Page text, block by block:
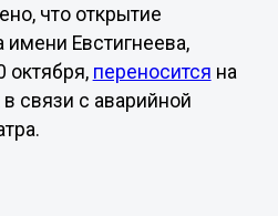
что открытие
имени Евстигнеева,
октября, переносится на
связи с аварийной